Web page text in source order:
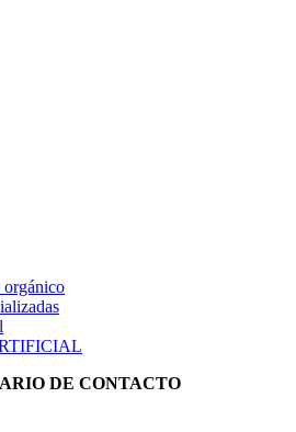
orgánico
DE CONTACTO